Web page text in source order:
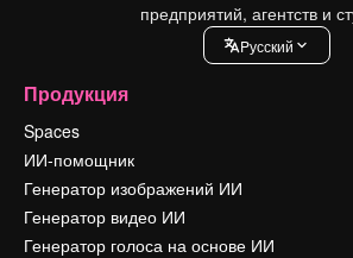
предприятий, агентств и
Pусский
Продукция
Spaces
ИИ-помощник
Генератор изображений ИИ
Генератор видео ИИ
Генератор голоса на основе ИИ